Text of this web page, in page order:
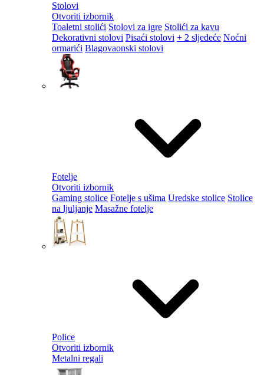
Stolovi
Otvoriti izbornik
Toaletni stolići Stolovi za igre Stolići za kavu
Dekorativni stolovi Pisaći stolovi + 2 sljedeće Noćni
ormarići Blagovaonski stolovi
Fotelje
Otvoriti izbornik
Gaming stolice Fotelje s ušima Uredske stolice Stolice
na ljuljanje Masažne fotelje
Police
Otvoriti izbornik
Metalni regali